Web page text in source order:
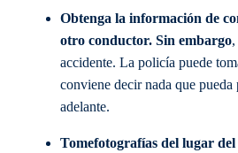
Obtenga la información de
otro conductor. Sin embargo
accidente. La policía puede
conviene decir nada que pueda
adelante.
Tomefotografías del lugar del